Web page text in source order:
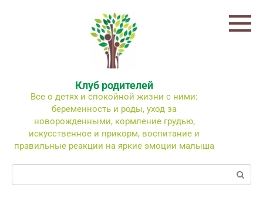
Клуб родителей
Все о детях и спокойной жизни с ними:
беременность и роды, уход за
новорожденными, кормление грудью,
искусственное и прикорм, воспитание и
правильные реакции на яркие эмоции малыша
Поиск: